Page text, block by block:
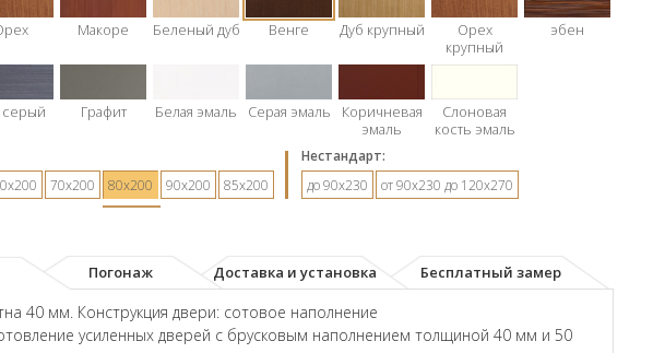
Макоре Беленый дуб Венге Дуб крупный
Орех
крупный
эбен
серый Графит Белая эмаль Серая эмаль
Коричневая
эмаль
Слоновая
кость эмаль
70х200 80х200 90х200 85х200
Hестандарт:
до 90х230
от 90х230 до 120х270
Погонаж Доставка и установка Бесплатный замер
40 мм. Конструкция двери: сотовое наполнение
усиленных дверей с брусковым наполнением толщиной 40 мм и 50